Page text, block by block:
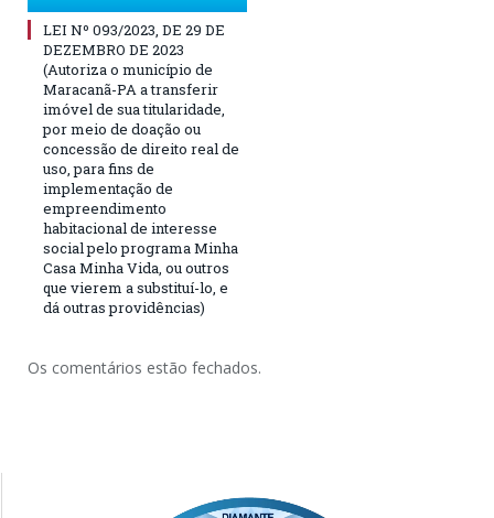
LEI Nº 093/2023, DE 29 DE
DEZEMBRO DE 2023
(Autoriza o município de
Maracanã-PA a transferir
imóvel de sua titularidade,
por meio de doação ou
concessão de direito real de
uso, para fins de
implementação de
empreendimento
habitacional de interesse
social pelo programa Minha
Casa Minha Vida, ou outros
que vierem a substituí-lo, e
dá outras providências)
Os comentários estão fechados.